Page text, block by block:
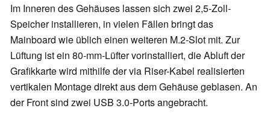
Im Inneren des Gehäuses lassen sich zwei 2,5-Zoll-
Speicher installieren, in vielen Fällen bringt das
Mainboard wie üblich einen weiteren M.2-Slot mit. Zur
Lüftung ist ein 80-mm-Lüfter vorinstalliert, die Abluft der
Grafikkarte wird mithilfe der via Riser-Kabel realisierten
vertikalen Montage direkt aus dem Gehäuse geblasen. An
der Front sind zwei USB 3.0-Ports angebracht.